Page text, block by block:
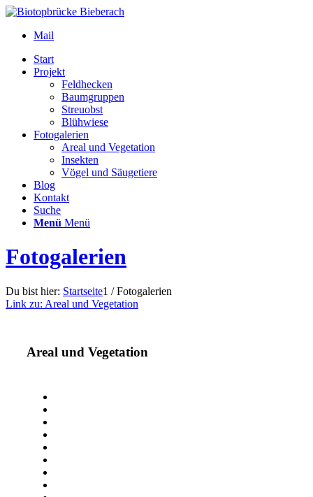
Mail
Start
Projekt
Feldhecken
Baumgruppen
Streuobst
Blühwiese
Fotogalerien
Areal und Vegetation
Insekten
Vögel und Säugetiere
Blog
Kontakt
Suche
Menü Menü
Fotogalerien
Du bist hier: Startseite1 / Fotogalerien
Link zu: Areal und Vegetation
Areal und Vegetation